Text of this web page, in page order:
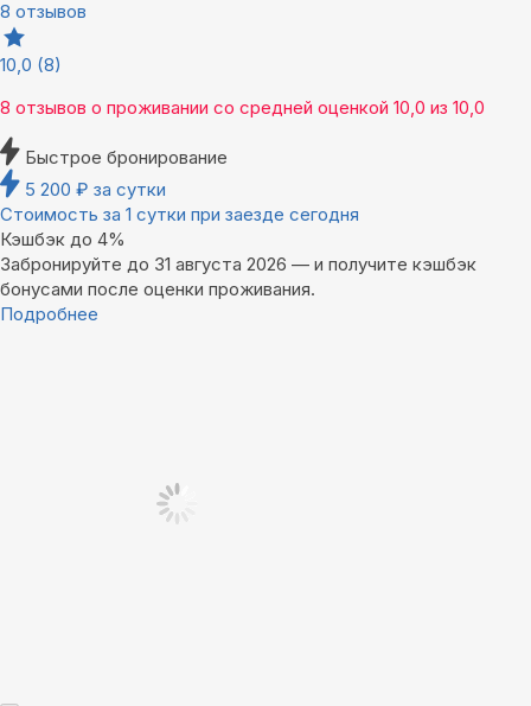
8 отзывов
10,0 (8)
8 отзывов о проживании со средней оценкой 10,0 из 10,0
Быстрое бронирование
5 200 ₽ за сутки
Стоимость за 1 сутки при заезде сегодня
Кэшбэк до 4%
Забронируйте до 31 августа 2026 — и получите кэшбэк
бонусами после оценки проживания.
Подробнее